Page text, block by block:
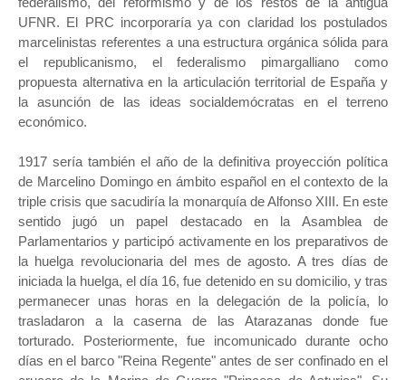
UFNR. El PRC incorporaría ya con claridad los postulados
marcelinistas referentes a una estructura orgánica sólida para
el republicanismo, el federalismo pimargalliano como
propuesta alternativa en la articulación territorial de España y
la asunción de las ideas socialdemócratas en el terreno
económico.
1917 sería también el año de la definitiva proyección política
de Marcelino Domingo en ámbito español en el contexto de la
triple crisis que sacudiría la monarquía de Alfonso XIII. En este
sentido jugó un papel destacado en la Asamblea de
Parlamentarios y participó activamente en los preparativos de
la huelga revolucionaria del mes de agosto. A tres días de
iniciada la huelga, el día 16, fue detenido en su domicilio, y tras
permanecer unas horas en la delegación de la policía, lo
trasladaron a la caserna de las Atarazanas donde fue
torturado. Posteriormente, fue incomunicado durante ocho
días en el barco "Reina Regente" antes de ser confinado en el